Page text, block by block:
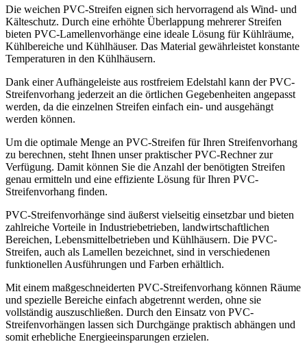
Die weichen PVC-Streifen eignen sich hervorragend als Wind- und
Kälteschutz. Durch eine erhöhte Überlappung mehrerer Streifen
bieten PVC-Lamellenvorhänge eine ideale Lösung für Kühlräume,
Kühlbereiche und Kühlhäuser. Das Material gewährleistet konstante
Temperaturen in den Kühlhäusern.
Dank einer Aufhängeleiste aus rostfreiem Edelstahl kann der PVC-
Streifenvorhang jederzeit an die örtlichen Gegebenheiten angepasst
werden, da die einzelnen Streifen einfach ein- und ausgehängt
werden können.
Um die optimale Menge an PVC-Streifen für Ihren Streifenvorhang
zu berechnen, steht Ihnen unser praktischer PVC-Rechner zur
Verfügung. Damit können Sie die Anzahl der benötigten Streifen
genau ermitteln und eine effiziente Lösung für Ihren PVC-
Streifenvorhang finden.
PVC-Streifenvorhänge sind äußerst vielseitig einsetzbar und bieten
zahlreiche Vorteile in Industriebetrieben, landwirtschaftlichen
Bereichen, Lebensmittelbetrieben und Kühlhäusern. Die PVC-
Streifen, auch als Lamellen bezeichnet, sind in verschiedenen
funktionellen Ausführungen und Farben erhältlich.
Mit einem maßgeschneiderten PVC-Streifenvorhang können Räume
und spezielle Bereiche einfach abgetrennt werden, ohne sie
vollständig auszuschließen. Durch den Einsatz von PVC-
Streifenvorhängen lassen sich Durchgänge praktisch abhängen und
somit erhebliche Energieeinsparungen erzielen.